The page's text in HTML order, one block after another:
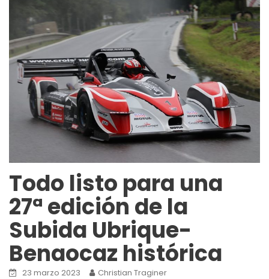
Todo listo para una
27ª edición de la
Subida Ubrique-
Benaocaz histórica
23 marzo 2023 Christian Traginer